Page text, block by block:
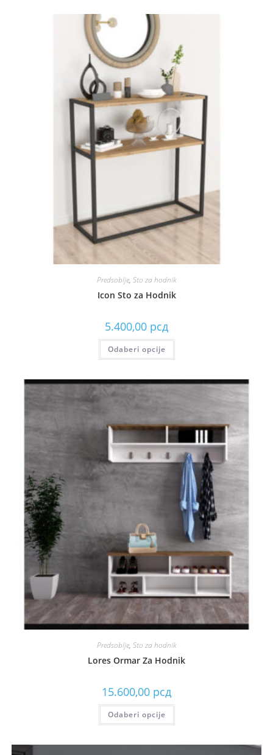
Predsoblje, Sto za hodnik
Icon Sto za Hodnik
5.400,00 рсд
Odaberi opcije
Predsoblje, Sto za hodnik
Lores Ormar Za Hodnik
15.600,00 рсд
Odaberi opcije